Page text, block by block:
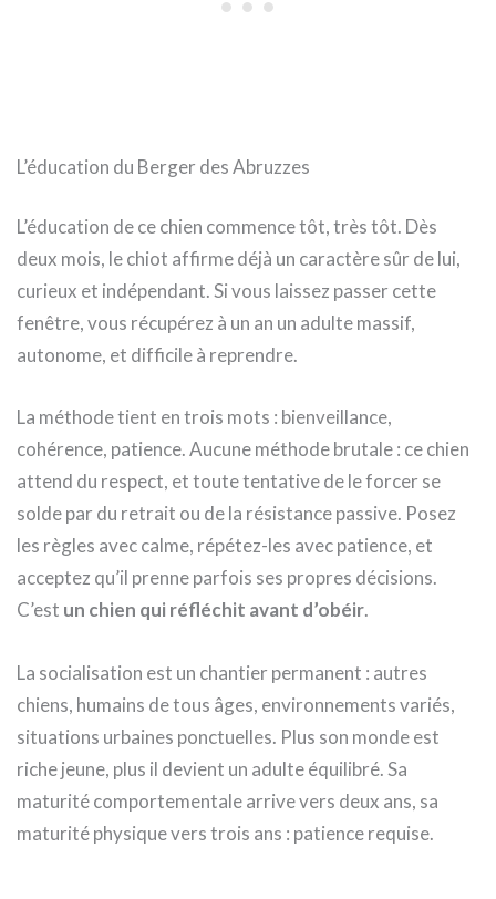
L’éducation du Berger des Abruzzes
L’éducation de ce chien commence tôt, très tôt. Dès
deux mois, le chiot affirme déjà un caractère sûr de lui,
curieux et indépendant. Si vous laissez passer cette
fenêtre, vous récupérez à un an un adulte massif,
autonome, et difficile à reprendre.
La méthode tient en trois mots : bienveillance,
cohérence, patience. Aucune méthode brutale : ce chien
attend du respect, et toute tentative de le forcer se
solde par du retrait ou de la résistance passive. Posez
les règles avec calme, répétez-les avec patience, et
acceptez qu’il prenne parfois ses propres décisions.
C’est un chien qui réfléchit avant d’obéir.
La socialisation est un chantier permanent : autres
chiens, humains de tous âges, environnements variés,
situations urbaines ponctuelles. Plus son monde est
riche jeune, plus il devient un adulte équilibré. Sa
maturité comportementale arrive vers deux ans, sa
maturité physique vers trois ans : patience requise.